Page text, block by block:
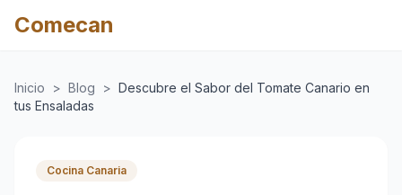
Comecan
Inicio > Blog > Descubre el Sabor del Tomate Canario en
tus Ensaladas
Cocina Canaria